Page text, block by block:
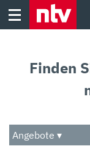
Skip
Audio
Das Beste
Finden
Angebote ▾